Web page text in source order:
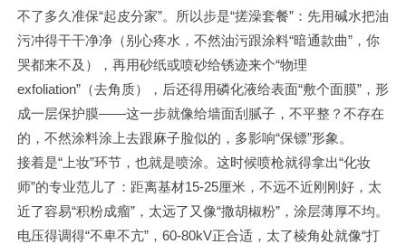
不了多久准保“起皮分家”。所以步是“搓澡套餐”：先用碱水把油
污冲得干干净净（别心疼水，不然油污跟涂料“暗通款曲”，你
哭都来不及），再用砂纸或喷砂给锈迹来个“物理
exfoliation”（去角质），后还得用磷化液给表面“敷个面膜”，形
成一层保护膜——这一步就像给墙面刮腻子，不平整？不存在
的，不然涂料涂上去跟麻子脸似的，多影响“保镖”形象。
接着是“上妆”环节，也就是喷涂。这时候喷枪就得拿出“化妆
师”的专业范儿了：距离基材15-25厘米，不远不近刚刚好，太
近了容易“积粉成瘤”，太远了又像“撒胡椒粉”，涂层薄厚不均。
电压得调得“不卑不亢”，60-80kV正合适，太了棱角处就像“打